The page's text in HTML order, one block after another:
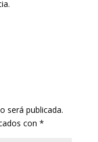
será publicada.
con *